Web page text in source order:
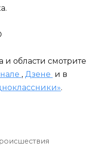
и области смотрите
, Дзене и в
.